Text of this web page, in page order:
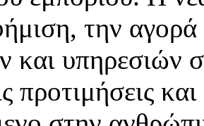
την
και υπηρεσιών
προτιμήσεις